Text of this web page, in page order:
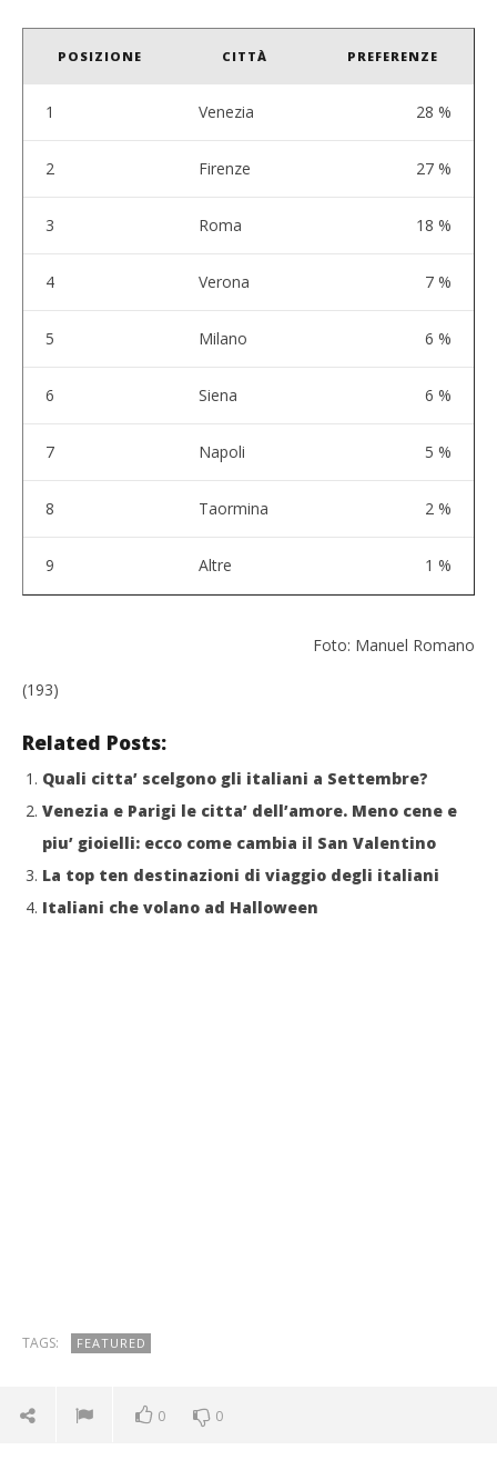
POSIZIONE CITTÀ PREFERENZE
1 Venezia 28 %
2 Firenze 27 %
3 Roma 18 %
4 Verona 7 %
5 Milano 6 %
6 Siena 6 %
7 Napoli 5 %
8 Taormina 2 %
9 Altre 1 %
Foto: Manuel Romano
(193)
Related Posts:
Quali citta’ scelgono gli italiani a Settembre?
Venezia e Parigi le citta’ dell’amore. Meno cene e
piu’ gioielli: ecco come cambia il San Valentino
La top ten destinazioni di viaggio degli italiani
Italiani che volano ad Halloween
TAGS: FEATURED
0 0